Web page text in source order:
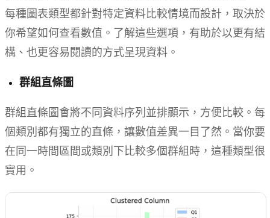
每種圖表類型都針對特定資料比較情境而設計，取決於
你希望如何查看數值。了解這些選項，有助於以更有結
構、也更容易閱讀的方式呈現資料。
群組直條圖
群組直條圖會將不同資料序列並排顯示，方便比較。每
個類別都有獨立的直條，讓數值差異一目了然。當你要
在同一時間區間或類別下比較多個群組時，這種類型很
實用。